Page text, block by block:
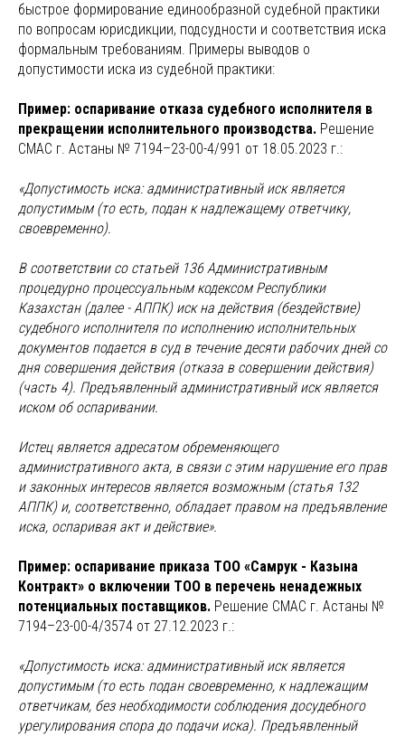
быстрое формирование единообразной судебной практики
по вопросам юрисдикции, подсудности и соответствия иска
формальным требованиям. Примеры выводов о
допустимости иска из судебной практики:
Пример: оспаривание отказа судебного исполнителя в
прекращении исполнительного производства. Решение
СМАС г. Астаны № 7194–23-00-4/991 от 18.05.2023 г.:
«Допустимость иска: административный иск является
допустимым (то есть, подан к надлежащему ответчику,
своевременно).
В соответствии со статьей 136 Административным
процедурно процессуальным кодексом Республики
Казахстан (далее - АППК) иск на действия (бездействие)
судебного исполнителя по исполнению исполнительных
документов подается в суд в течение десяти рабочих дней со
дня совершения действия (отказа в совершении действия)
(часть 4). Предъявленный административный иск является
иском об оспаривании.
Истец является адресатом обременяющего
административного акта, в связи с этим нарушение его прав
и законных интересов является возможным (статья 132
АППК) и, соответственно, обладает правом на предъявление
иска, оспаривая акт и действие».
Пример: оспаривание приказа ТОО «Самрук - Казына
Контракт» о включении ТОО в перечень ненадежных
потенциальных поставщиков. Решение СМАС г. Астаны №
7194–23-00-4/3574 от 27.12.2023 г.:
«Допустимость иска: административный иск является
допустимым (то есть подан своевременно, к надлежащим
ответчикам, без необходимости соблюдения досудебного
урегулирования спора до подачи иска). Предъявленный